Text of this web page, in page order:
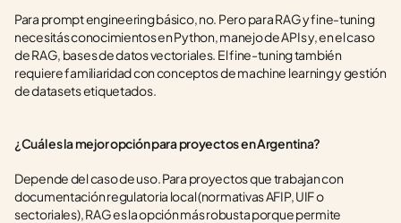
Para prompt engineering básico, no. Pero para RAG y fine-tuning
necesitás conocimientos en Python, manejo de APIs y, en el caso
de RAG, bases de datos vectoriales. El fine-tuning también
requiere familiaridad con conceptos de machine learning y gestión
de datasets etiquetados.
¿Cuál es la mejor opción para proyectos en Argentina?
Depende del caso de uso. Para proyectos que trabajan con
documentación regulatoria local (normativas AFIP, UIF o
sectoriales), RAG es la opción más robusta porque permite